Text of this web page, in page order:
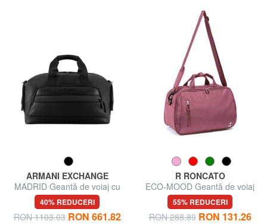
ARMANI EXCHANGE
MADRID Geantă de voiaj cu
curea de umăr
40% REDUCERI
RON 1103.03 RON 661.82
R RONCATO
ECO-MOOD Geantă de voiaj
cu curea de umăr
55% REDUCERI
RON 288.89 RON 131.26